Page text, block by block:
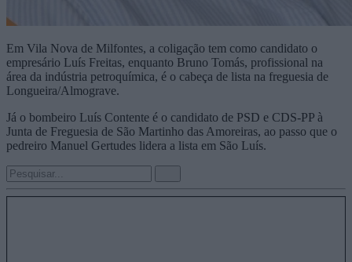
Em Vila Nova de Milfontes, a coligação tem como candidato o
empresário Luís Freitas, enquanto Bruno Tomás, profissional na
área da indústria petroquímica, é o cabeça de lista na freguesia de
Longueira/Almograve.
Já o bombeiro Luís Contente é o candidato de PSD e CDS-PP à
Junta de Freguesia de São Martinho das Amoreiras, ao passo que o
pedreiro Manuel Gertudes lidera a lista em São Luís.